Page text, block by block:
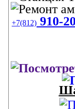
+7(812) 910-